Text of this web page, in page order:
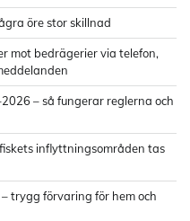
öre stor skillnad
mot bedrägerier via telefon,
– så fungerar reglerna och
inflyttningsområden tas
trygg förvaring för hem och